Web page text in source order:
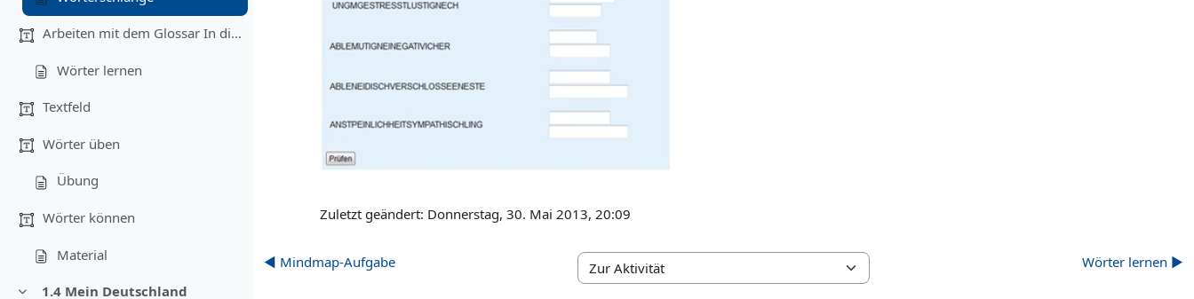
Arbeiten mit dem Glossar In diesem Teil...
Wörter lernen
Textfeld
Wörter üben
Übung
Wörter können
Material
1.4 Mein Deutschland
Zuletzt geändert: Donnerstag, 30. Mai 2013, 20:09
◀︎ Mindmap-Aufgabe
Zur Aktivität
Wörter lernen ▶︎